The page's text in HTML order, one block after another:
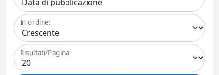
In ordine:
Risultati/Pagina